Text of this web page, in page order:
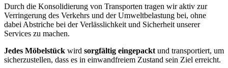
Durch die Konsolidierung von Transporten tragen wir aktiv zur
Verringerung des Verkehrs und der Umweltbelastung bei, ohne
dabei Abstriche bei der Verlässlichkeit und Sicherheit unserer
Services zu machen.
Jedes Möbelstück wird sorgfältig eingepackt und transportiert, um
sicherzustellen, dass es in einwandfreiem Zustand sein Ziel erreicht.